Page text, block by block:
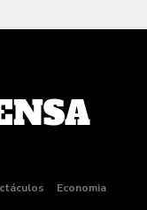
Economia